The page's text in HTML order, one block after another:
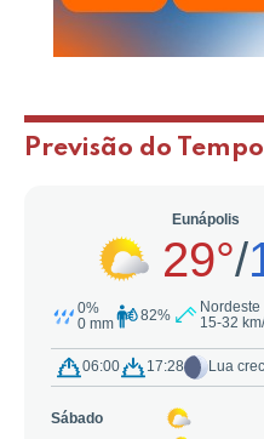
Previsão do Tempo